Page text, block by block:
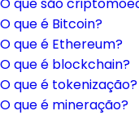
O que é Bitcoin?
O que é Ethereum?
O que é blockchain?
O que é tokenização?
O que é mineração?